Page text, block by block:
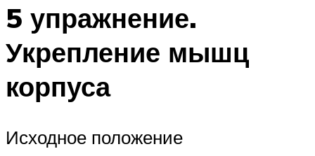
5 упражнение.
Укрепление мышц
корпуса
Исходное положение